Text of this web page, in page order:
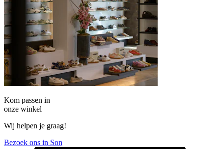
Kom passen in
onze winkel
Wij helpen je graag!
Bezoek ons in Son